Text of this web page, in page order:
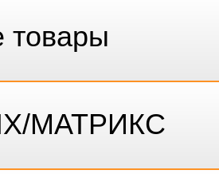
товары
МАТРИКС